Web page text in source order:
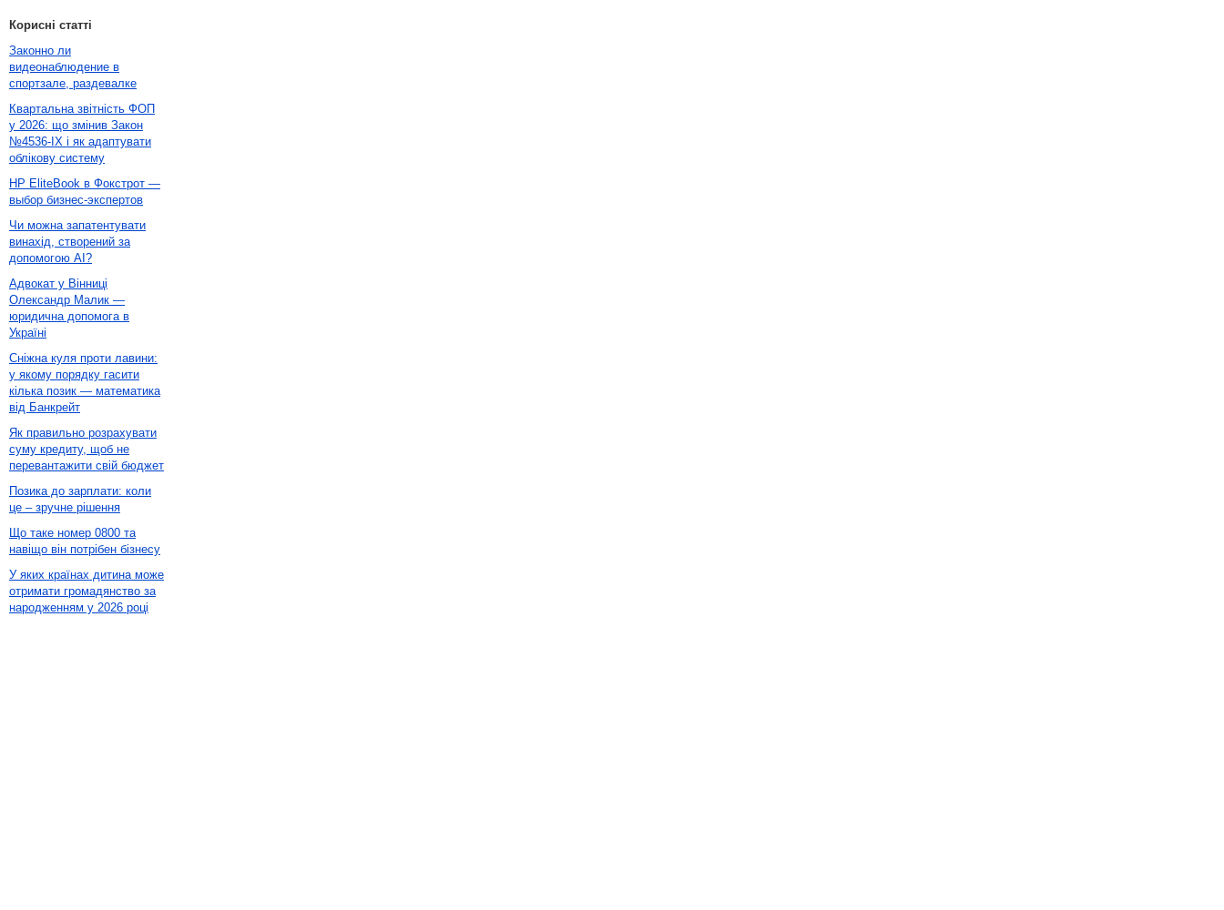
Корисні статті
Законно ли
видеонаблюдение в
спортзале, раздевалке
Квартальна звітність ФОП
у 2026: що змінив Закон
№4536-IX і як адаптувати
облікову систему
HP EliteBook в Фокстрот —
выбор бизнес-экспертов
Чи можна запатентувати
винахід, створений за
допомогою AI?
Адвокат у Вінниці
Олександр Малик —
юридична допомога в
Україні
Сніжна куля проти лавини:
у якому порядку гасити
кілька позик — математика
від Банкрейт
Як правильно розрахувати
суму кредиту, щоб не
перевантажити свій бюджет
Позика до зарплати: коли
це – зручне рішення
Що таке номер 0800 та
навіщо він потрібен бізнесу
У яких країнах дитина може
отримати громадянство за
народженням у 2026 році